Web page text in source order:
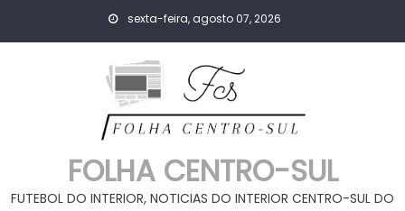
sexta-feira, agosto 07, 2026
FOLHA CENTRO-SUL
FUTEBOL DO INTERIOR, NOTICIAS DO INTERIOR CENTRO-SUL DO